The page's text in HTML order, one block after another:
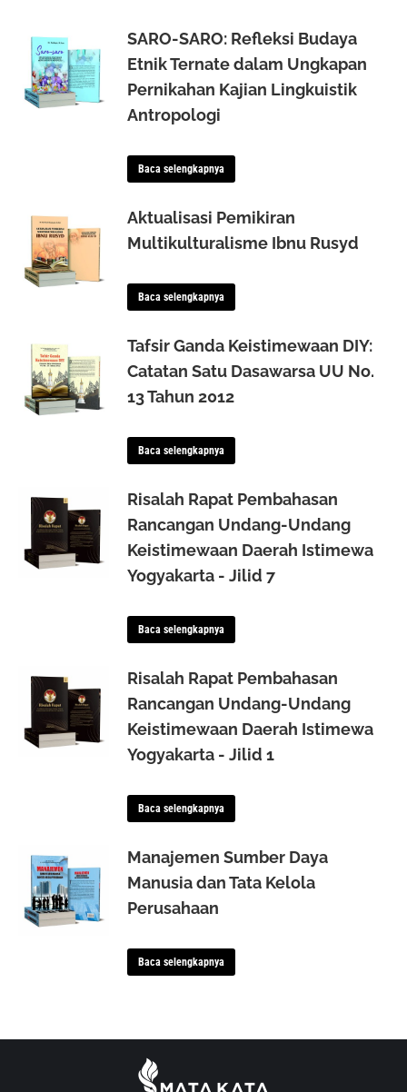
SARO-SARO: Refleksi Budaya
Etnik Ternate dalam Ungkapan
Pernikahan Kajian Lingkuistik
Antropologi
Baca selengkapnya
Aktualisasi Pemikiran
Multikulturalisme Ibnu Rusyd
Baca selengkapnya
Tafsir Ganda Keistimewaan DIY:
Catatan Satu Dasawarsa UU No.
13 Tahun 2012
Baca selengkapnya
Risalah Rapat Pembahasan
Rancangan Undang-Undang
Keistimewaan Daerah Istimewa
Yogyakarta - Jilid 7
Baca selengkapnya
Risalah Rapat Pembahasan
Rancangan Undang-Undang
Keistimewaan Daerah Istimewa
Yogyakarta - Jilid 1
Baca selengkapnya
Manajemen Sumber Daya
Manusia dan Tata Kelola
Perusahaan
Baca selengkapnya